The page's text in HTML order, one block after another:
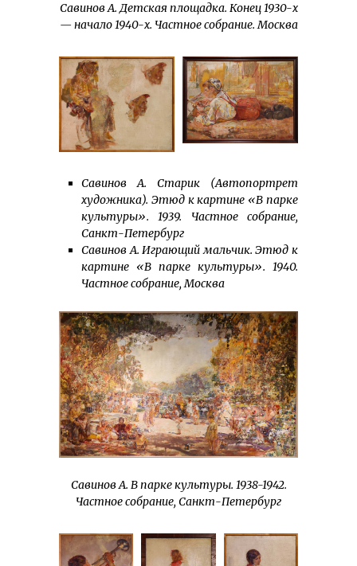
Савинов А. Детская площадка. Конец 1930-х
— начало 1940-х. Частное собрание. Москва
Савинов А. Старик (Автопортрет
художника). Этюд к картине «В парке
культуры». 1939. Частное собрание,
Санкт-Петербург
Савинов А. Играющий мальчик. Этюд к
картине «В парке культуры». 1940.
Частное собрание, Москва
Савинов А. В парке культуры. 1938-1942.
Частное собрание, Санкт-Петербург